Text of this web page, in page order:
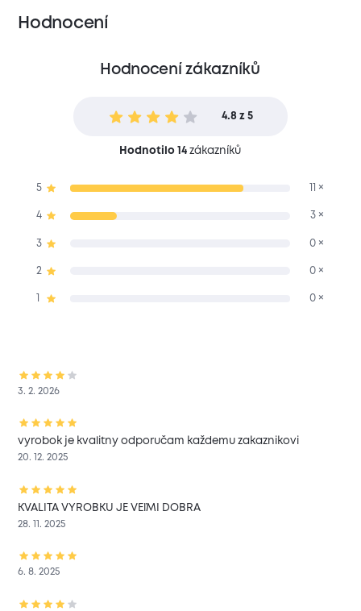
Hodnocení
Hodnocení zákazníků
4.8 z 5
Hodnotilo 14 zákazníků
5 11 ×
4 3 ×
3 0 ×
2 0 ×
0 ×
3. 2. 2026
vyrobok je kvalitny odporučam každemu zakaznikovi
20. 12. 2025
KVALITA VYROBKU JE VEľMI DOBRA
28. 11. 2025
6. 8. 2025